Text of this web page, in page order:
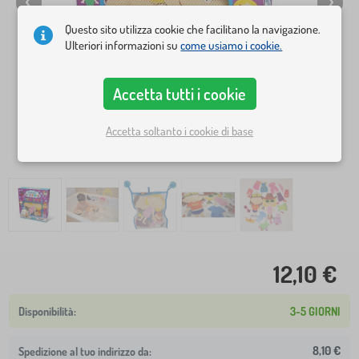
12,10 €
3-5 GIORNI
Spedizione al tuo indirizzo da: 8,10 €
Questo sito utilizza cookie che facilitano la navigazione.
Ulteriori informazioni sucome usiamo i cookie.
Accetta tutti i cookie
Accetta soltanto i cookie di base